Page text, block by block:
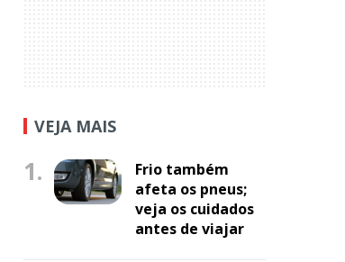
VEJA MAIS
1.
Frio também
afeta os pneus;
veja os cuidados
antes de viajar